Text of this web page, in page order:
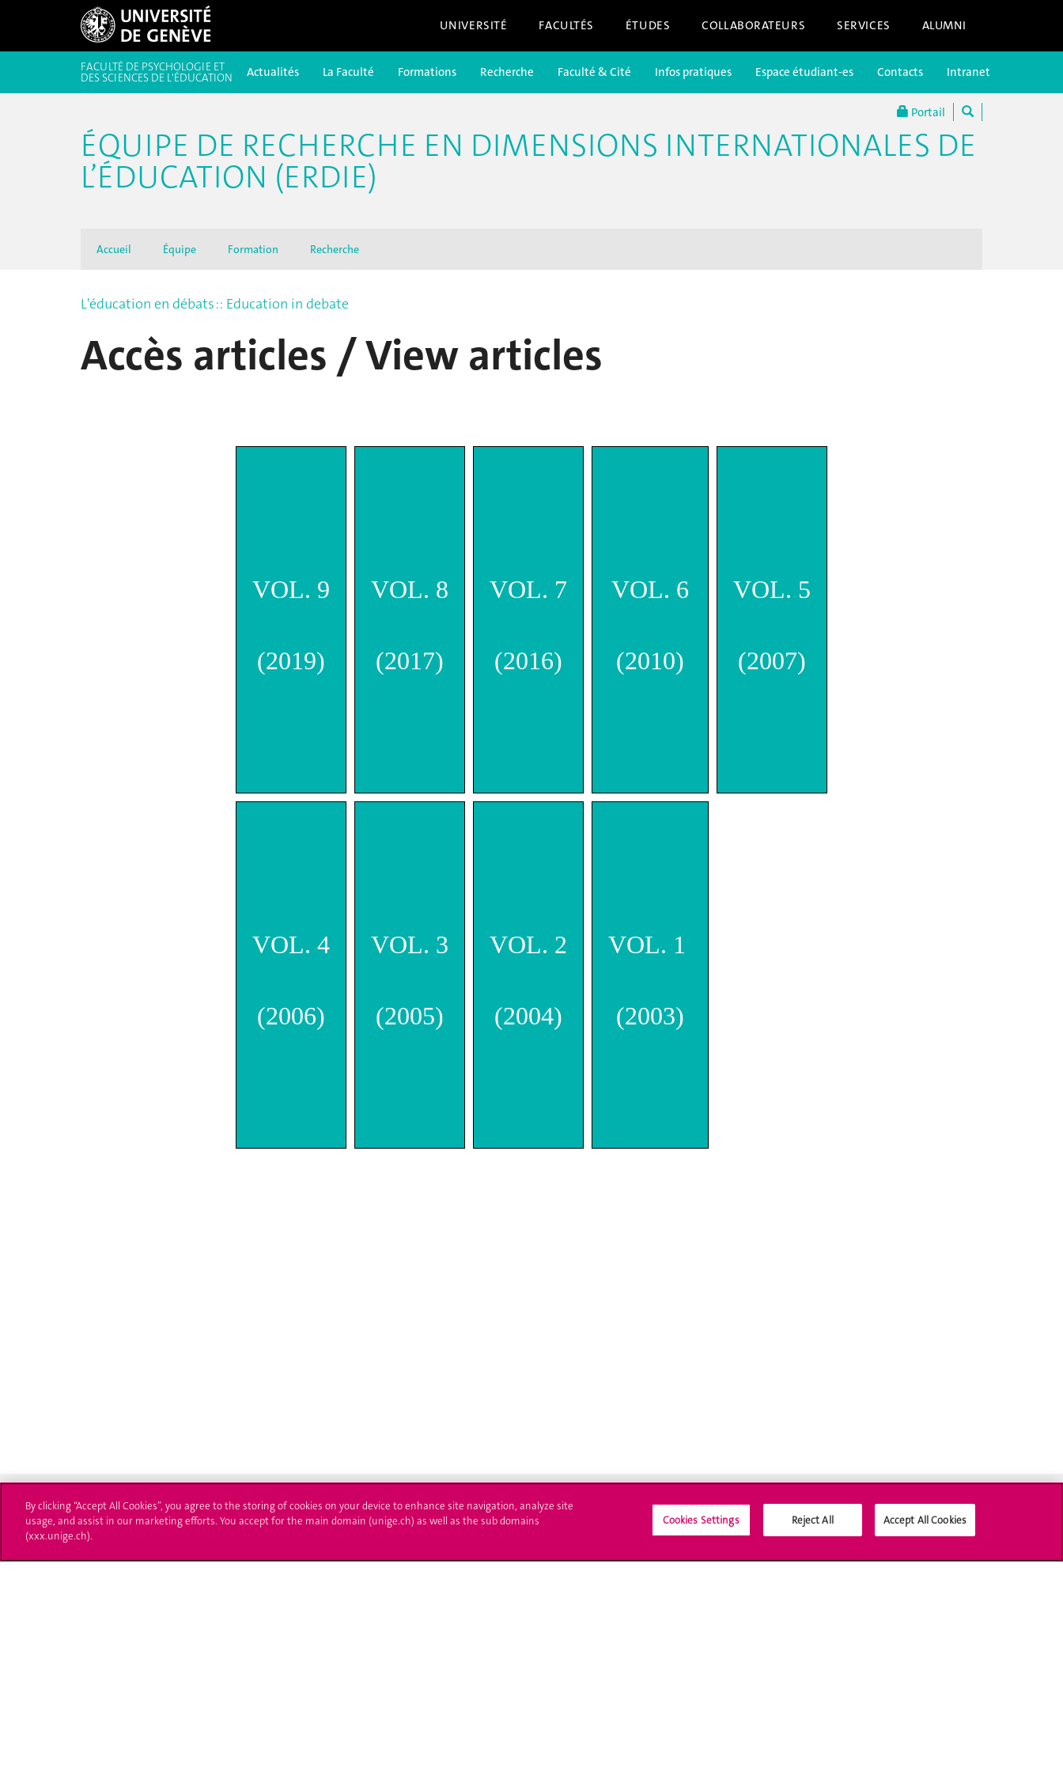
UNIVERSITÉ FACULTÉS ÉTUDES COLLABORATEURS SERVICES ALUMNI
Portail
FACULTÉ DE PSYCHOLOGIE ET
DES SCIENCES DE L'ÉDUCATION Actualités La Faculté Formations Recherche Faculté & Cité Infos pratiques Espace étudiant-es Contacts Intranet
ÉQUIPE DE RECHERCHE EN DIMENSIONS INTERNATIONALES DE
L’ÉDUCATION (ERDIE)
Accueil Équipe Formation Recherche
L'éducation en débats :: Education in debate
Accès articles / View articles
VOL. 9
(2019)
VOL. 8
(2017)
VOL. 7
(2016)
VOL. 6
(2010)
VOL. 5
(2007)
VOL. 4
(2006)
VOL. 3
(2005)
VOL. 2
(2004)
VOL. 1
(2003)
Université de Genève S'inscrire à l'UNIGE L'UNIGE vous informe Médias sociaux UNIGE
By clicking “Accept All Cookies”, you agree to the storing of cookies on your device to enhance site navigation, analyze site
usage, and assist in our marketing efforts. You accept for the main domain (unige.ch) as well as the sub domains
(xxx.unige.ch).
Cookies Settings Reject All Accept All Cookies